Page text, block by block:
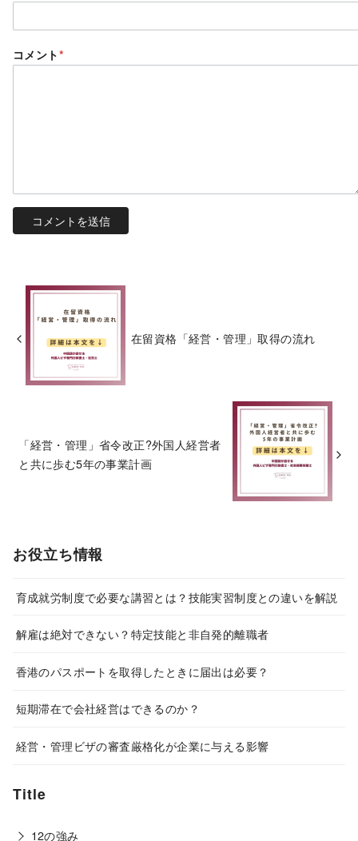
コメント*
在留資格「経営・管理」取得の流れ
「経営・管理」省令改正?外国人経営者
と共に歩む5年の事業計画
お役立ち情報
育成就労制度で必要な講習とは？技能実習制度との違いを解説
解雇は絶対できない？特定技能と非自発的離職者
香港のパスポートを取得したときに届出は必要？
短期滞在で会社経営はできるのか？
経営・管理ビザの審査厳格化が企業に与える影響
Title
12の強み